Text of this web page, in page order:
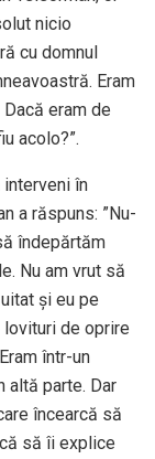
nicio
cu domnul
Eram
eram de
acolo?”.
interveni în
a răspuns: ”Nu-
îndepărtăm
Nu am vrut să
şi eu pe
lovituri de oprire
într-un
altă parte. Dar
încearcă să
să îi explice